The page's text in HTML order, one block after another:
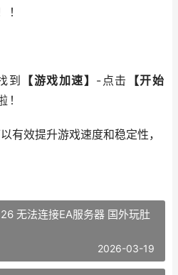
！
到 【游戏加速】 -点击
【开始
！
有效提升游戏速度和稳定性，
无法连接EA服务器 国外玩肚
2026-03-19